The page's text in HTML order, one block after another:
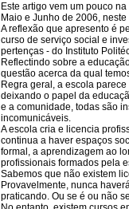
Este artigo vem um pouco
Maio e Junho de 2006,
A reflexão que apresento é
curso de serviço social e
pertenças - do Instituto
Reflectindo sobre a
questão acerca da qual
Regra geral, a escola
deixando o papel da
e a comunidade, todas são
incomunicáveis.
A escola cria e licencia
continua a haver espaços
formal, a aprendizagem ao
profissionais formados pela
Sabemos que não existem
Provavelmente, nunca
praticando. Ou se é ou não